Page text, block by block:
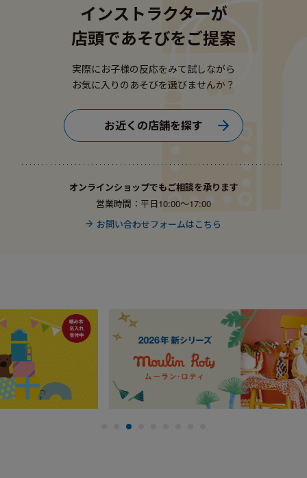
インストラクターが
店頭であそびをご提案
実際にお子様の反応をみて試しながら
お気に入りのあそびを選びませんか？
お近くの店舗を探す
オンラインショップでもご相談を承ります
営業時間：平日10:00〜17:00
お問い合わせフォームはこちら